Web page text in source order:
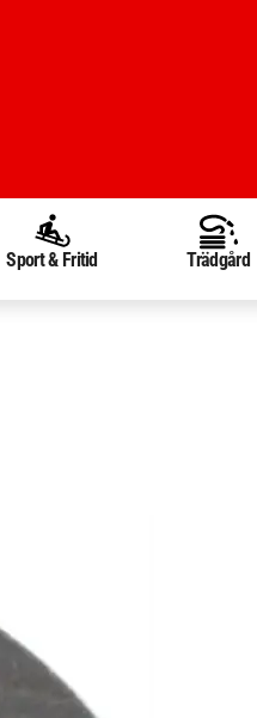
Sport & Fritid Trädgård